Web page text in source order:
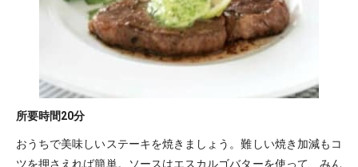
所要時間20分
おうちで美味しいステーキを焼きましょう。難しい焼き加減もコ
ツを押さえれば簡単。ソースはエスカルゴバターを使って、みん